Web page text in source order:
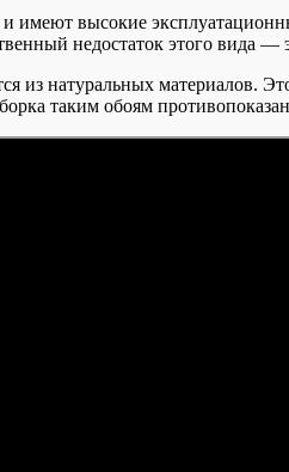
имеют высокие
недостаток этого вида
из натуральных материалов.
таким обоям